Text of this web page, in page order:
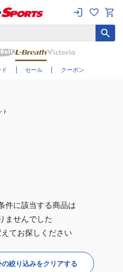
ド セール クーポン
らに絞り込む
ト
件に該当する商品は
ませんでした
てお探しください
絞り込みをクリアする